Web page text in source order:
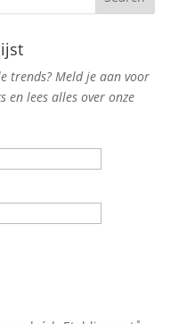
trends? Meld je aan voor
en lees alles over onze